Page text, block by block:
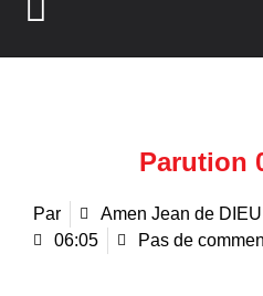
Parution
Par Amen Jean de DIEU
06:05
Pas de